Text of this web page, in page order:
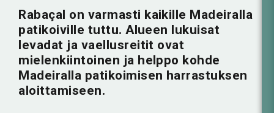
Rabaçal on varmasti kaikille Madeiralla
patikoiville tuttu. Alueen lukuisat
levadat ja vaellusreitit ovat
mielenkiintoinen ja helppo kohde
Madeiralla patikoimisen harrastuksen
aloittamiseen.